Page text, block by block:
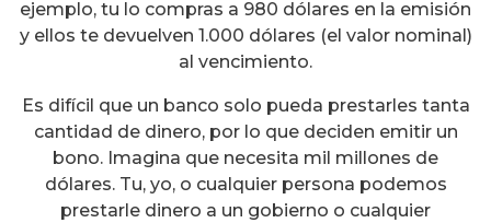
ejemplo, tu lo compras a 980 dólares en la emisión
y ellos te devuelven 1.000 dólares (el valor nominal)
al vencimiento.
Es difícil que un banco solo pueda prestarles tanta
cantidad de dinero, por lo que deciden emitir un
bono. Imagina que necesita mil millones de
dólares. Tu, yo, o cualquier persona podemos
prestarle dinero a un gobierno o cualquier